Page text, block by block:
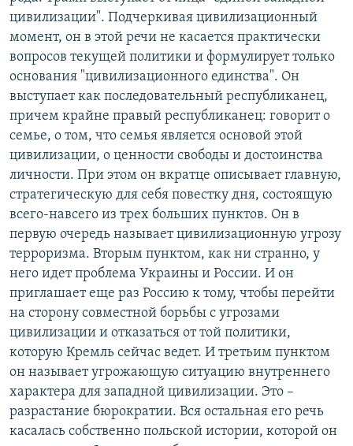
цивилизации". Подчеркивая цивилизационный
момент, он в этой речи не касается практически
вопросов текущей политики и формулирует только
основания "цивилизационного единства". Он
выступает как последовательный республиканец,
причем крайне правый республиканец: говорит о
семье, о том, что семья является основой этой
цивилизации, о ценности свободы и достоинства
личности. При этом он вкратце описывает главную,
стратегическую для себя повестку дня, состоящую
всего-навсего из трех больших пунктов. Он в
первую очередь называет цивилизационную угрозу
терроризма. Вторым пунктом, как ни странно, у
него идет проблема Украины и России. И он
приглашает еще раз Россию к тому, чтобы перейти
на сторону совместной борьбы с угрозами
цивилизации и отказаться от той политики,
которую Кремль сейчас ведет. И третьим пунктом
он называет угрожающую ситуацию внутреннего
характера для западной цивилизации. Это –
разрастание бюрократии. Вся остальная его речь
касалась собственно польской истории, которой он